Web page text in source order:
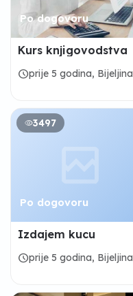
Po dogovoru
Kurs knjigovodstva
scheduleprije 5 godina, Bijeljina
3497
Po dogovoru
Izdajem kucu
scheduleprije 5 godina, Bijeljina